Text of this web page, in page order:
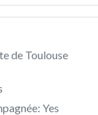
de Toulouse
Yes